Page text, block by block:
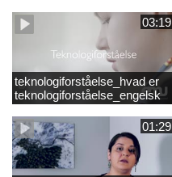
03:19
teknologiforståelse_hvad er
teknologiforståelse_engelsk
01:29